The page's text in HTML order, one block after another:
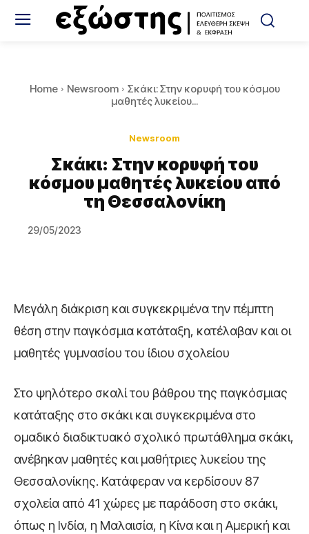
Home Newsroom
Σκάκι: Στην κορυφή του κόσμου
μαθητές λυκείου...
Newsroom
Σκάκι: Στην κορυφή του
κόσμου μαθητές λυκείου από
τη Θεσσαλονίκη
29/05/2023
Μεγάλη διάκριση και συγκεκριμένα την πέμπτη
θέση στην παγκόσμια κατάταξη, κατέλαβαν και οι
μαθητές γυμνασίου του ίδιου σχολείου
Στο ψηλότερο σκαλί του βάθρου της παγκόσμιας
κατάταξης στο σκάκι και συγκεκριμένα στο
ομαδικό διαδικτυακό σχολικό πρωτάθλημα σκάκι,
ανέβηκαν μαθητές και μαθήτριες λυκείου της
Θεσσαλονίκης. Κατάφεραν να κερδίσουν 87
σχολεία από 41 χώρες με παράδοση στο σκάκι,
όπως η Ινδία, η Μαλαισία, η Κίνα και η Αμερική και